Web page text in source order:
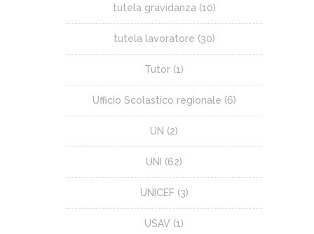
tutela gravidanza (10)
tutela lavoratore (30)
Tutor (1)
Ufficio Scolastico regionale (6)
UN (2)
UNI (62)
UNICEF(3)
USAV (1)